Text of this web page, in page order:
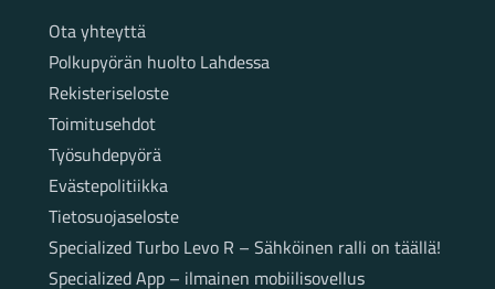
SivutOta yhteyttä
Polkupyörän huolto Lahdessa
Rekisteriseloste
Toimitusehdot
Työsuhdepyörä
Evästepolitiikka
Tietosuojaseloste
Specialized Turbo Levo R – Sähköinen ralli on täällä!
Specialized App – ilmainen mobiilisovellus